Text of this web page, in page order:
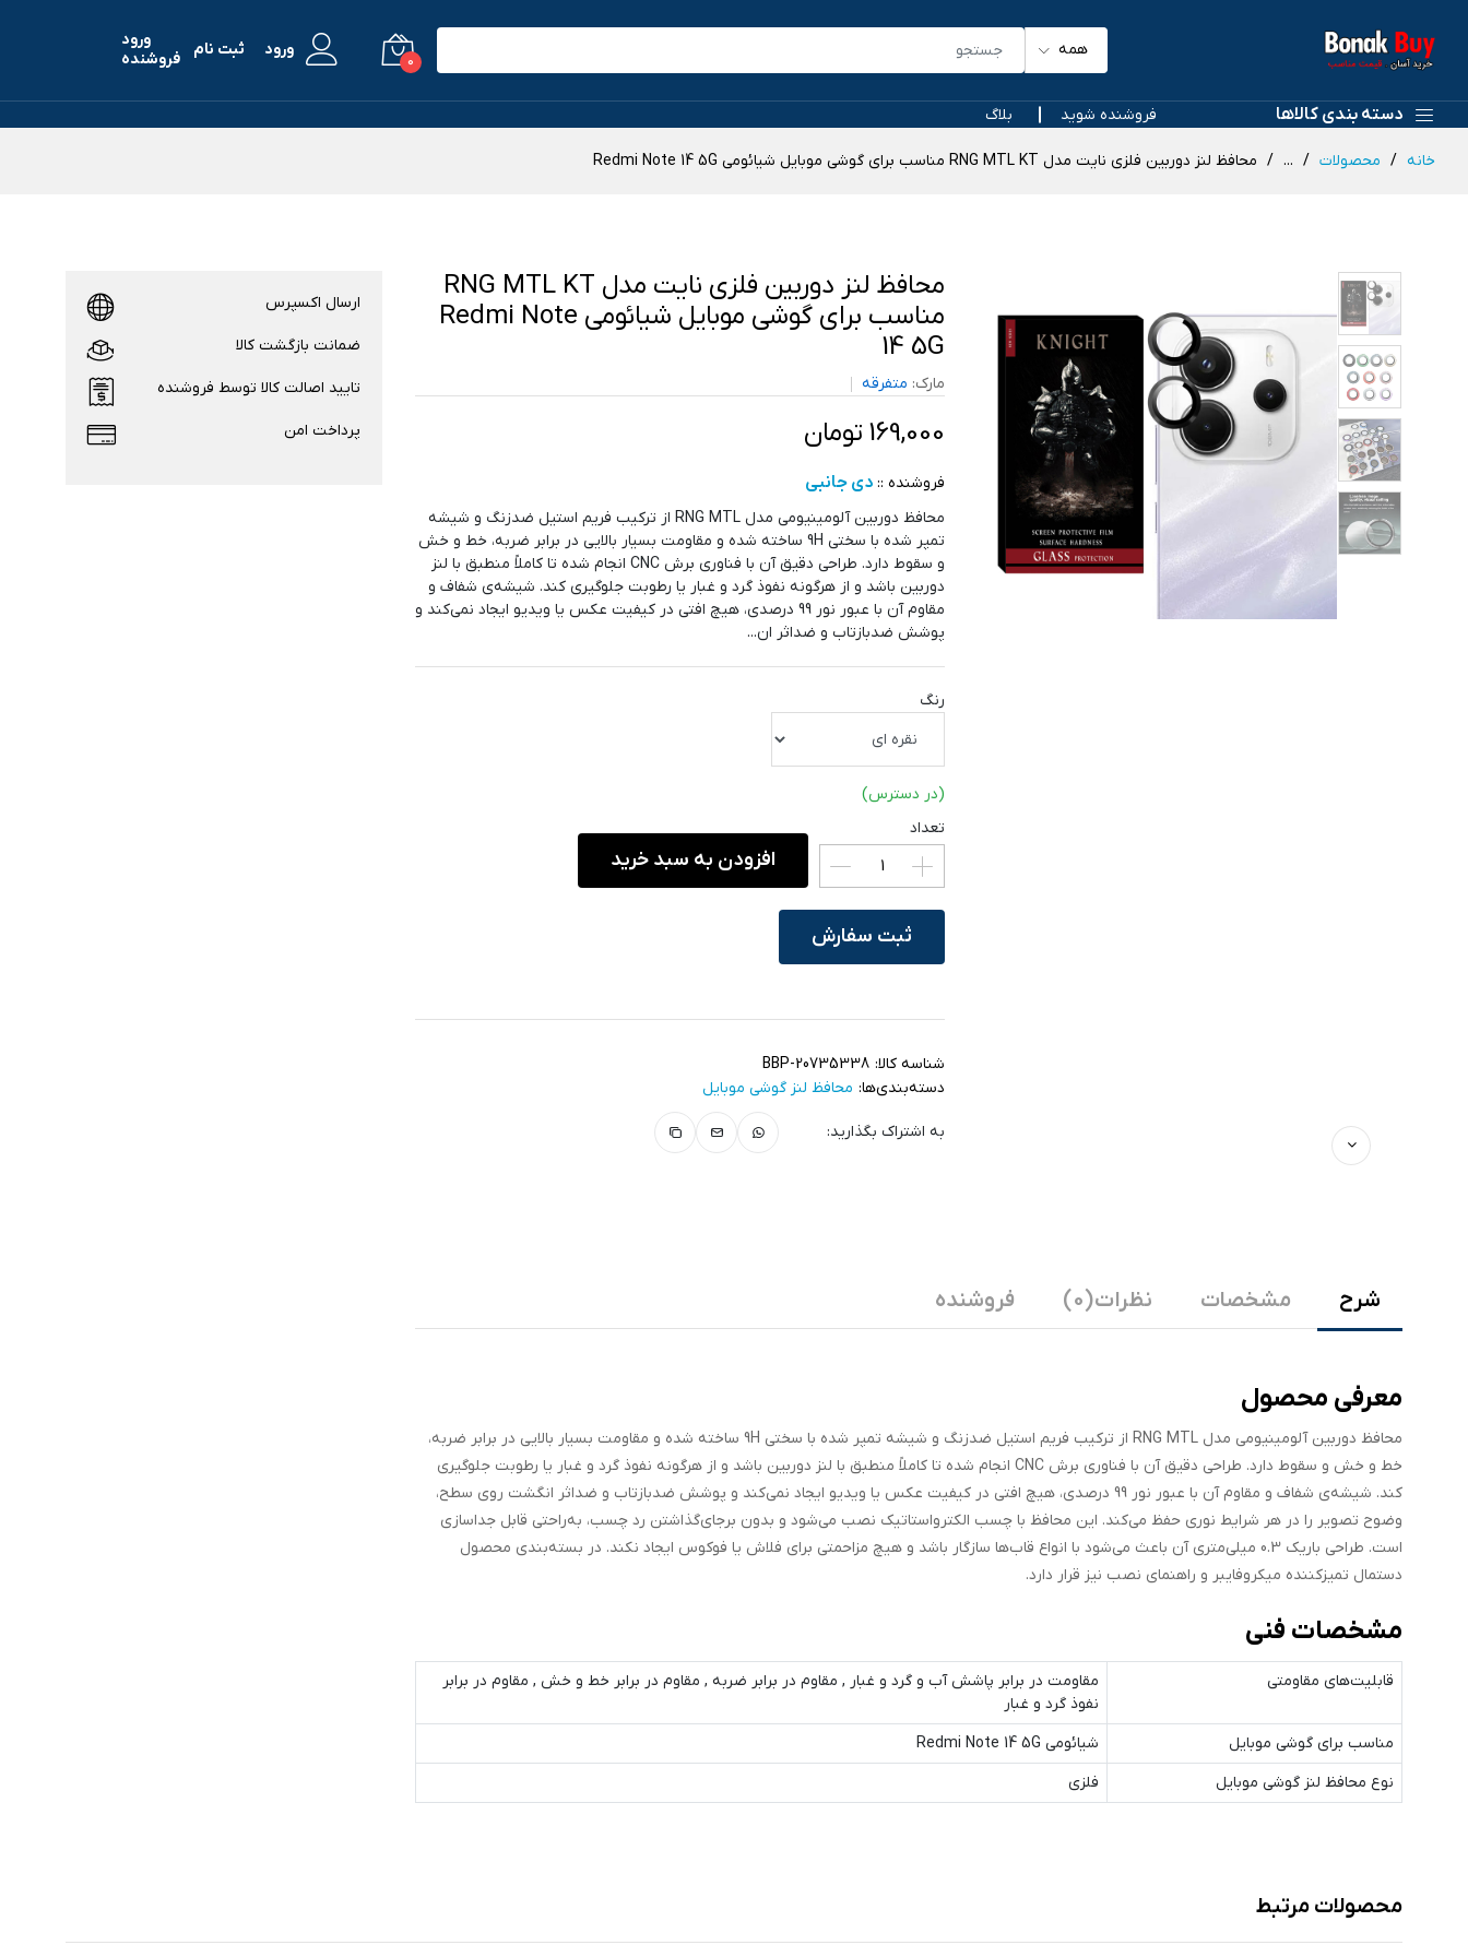
همه
0
ورود ثبت نام
ورود
فروشنده
دسته بندی کالاها فروشنده شوید بلاگ
خانه محصولات ... محافظ لنز دوربین فلزی نایت مدل RNG MTL KT مناسب برای گوشی موبایل شیائومی Redmi Note 14 5G
محافظ لنز دوربین فلزی نایت مدل RNG MTL KT
مناسب برای گوشی موبایل شیائومی Redmi Note
14 5G
مارک: متفرقه
169,000 تومان
فروشنده :: دی جانبی
محافظ دوربین آلومینیومی مدل RNG MTL از ترکیب فریم استیل ضدزنگ و شیشه
تمپر شده با سختی 9H ساخته شده و مقاومت بسیار بالایی در برابر ضربه، خط و خش
و سقوط دارد. طراحی دقیق آن با فناوری برش CNC انجام شده تا کاملاً منطبق با لنز
دوربین باشد و از هرگونه نفوذ گرد و غبار یا رطوبت جلوگیری کند. شیشه‌ی شفاف و
مقاوم آن با عبور نور 99 درصدی، هیچ افتی در کیفیت عکس یا ویدیو ایجاد نمی‌کند و
پوشش ضدبازتاب و ضداثر ان...
رنگ
(در دسترس)
تعداد
افزودن به سبد خرید
ثبت سفارش
شناسه کالا: BBP-20735338
دسته‌بندی‌ها: محافظ لنز گوشی موبایل
به اشتراک بگذارید:
شرح مشخصات نظرات (0) فروشنده
معرفی محصول
محافظ دوربین آلومینیومی مدل RNG MTL از ترکیب فریم استیل ضدزنگ و شیشه تمپر شده با سختی 9H ساخته شده و مقاومت بسیار بالایی در برابر ضربه،
خط و خش و سقوط دارد. طراحی دقیق آن با فناوری برش CNC انجام شده تا کاملاً منطبق با لنز دوربین باشد و از هرگونه نفوذ گرد و غبار یا رطوبت جلوگیری
کند. شیشه‌ی شفاف و مقاوم آن با عبور نور 99 درصدی، هیچ افتی در کیفیت عکس یا ویدیو ایجاد نمی‌کند و پوشش ضدبازتاب و ضداثر انگشت روی سطح،
وضوح تصویر را در هر شرایط نوری حفظ می‌کند. این محافظ با چسب الکترواستاتیک نصب می‌شود و بدون برجای‌گذاشتن رد چسب، به‌راحتی قابل جداسازی
است. طراحی باریک 0.3 میلی‌متری آن باعث می‌شود با انواع قاب‌ها سازگار باشد و هیچ مزاحمتی برای فلاش یا فوکوس ایجاد نکند. در بسته‌بندی محصول
دستمال تمیزکننده میکروفایبر و راهنمای نصب نیز قرار دارد.
مشخصات فنی
قابلیت‌های مقاومتی
مقاومت در برابر پاشش آب و گرد و غبار , مقاوم در برابر ضربه , مقاوم در برابر خط و خش , مقاوم در برابر
نفوذ گرد و غبار
مناسب برای گوشی موبایل
شیائومی Redmi Note 14 5G
نوع محافظ لنز گوشی موبایل
فلزی
ارسال اکسپرس
ضمانت بازگشت کالا
تایید اصالت کالا توسط فروشنده
پرداخت امن
محصولات مرتبط